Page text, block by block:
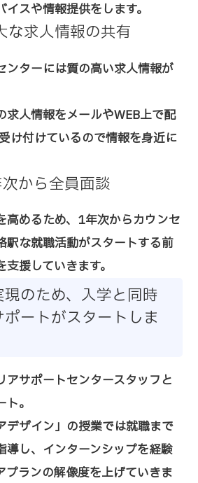
スや情報提供をします。
求人情報の共有
ンターには質の高い求人情報が
求人情報をメールやWEB上で配
け付けているので情報を身近に
から全員面談
高めるため、1年次からカウンセ
駅な就職活動がスタートする前
援していきます。
のため、入学と同時
ートがスタートしま
アサポートセンタースタッフと
。
デザイン」の授業では就職まで
導し、インターンシップを経験
プランの解像度を上げていきま